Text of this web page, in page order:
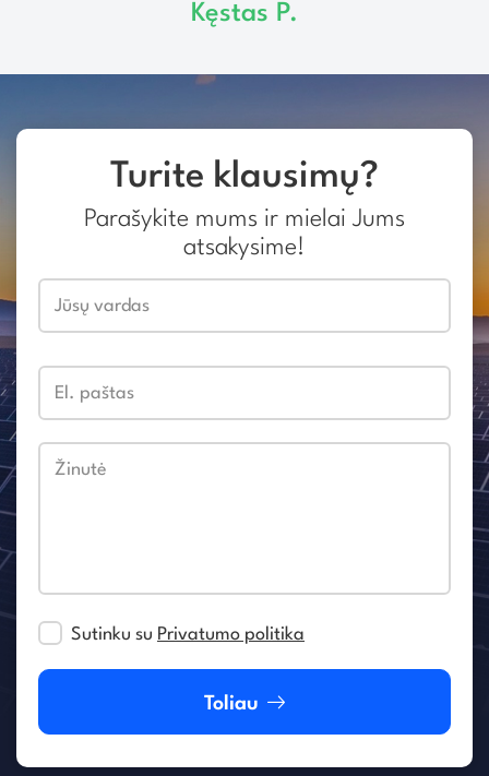
Kęstas P.
Turite klausimų?
Parašykite mums ir mielai Jums
atsakysime!
Jūsų vardas
El. paštas
Žinutė
Sutinku su Privatumo politika
Toliau